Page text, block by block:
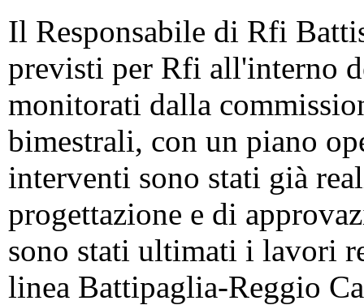
Il Responsabile di Rfi
previsti per Rfi all'interno
monitorati dalla
bimestrali, con un piano
interventi sono stati già
progettazione e di
sono stati ultimati i lavori
linea Battipaglia-Reggio